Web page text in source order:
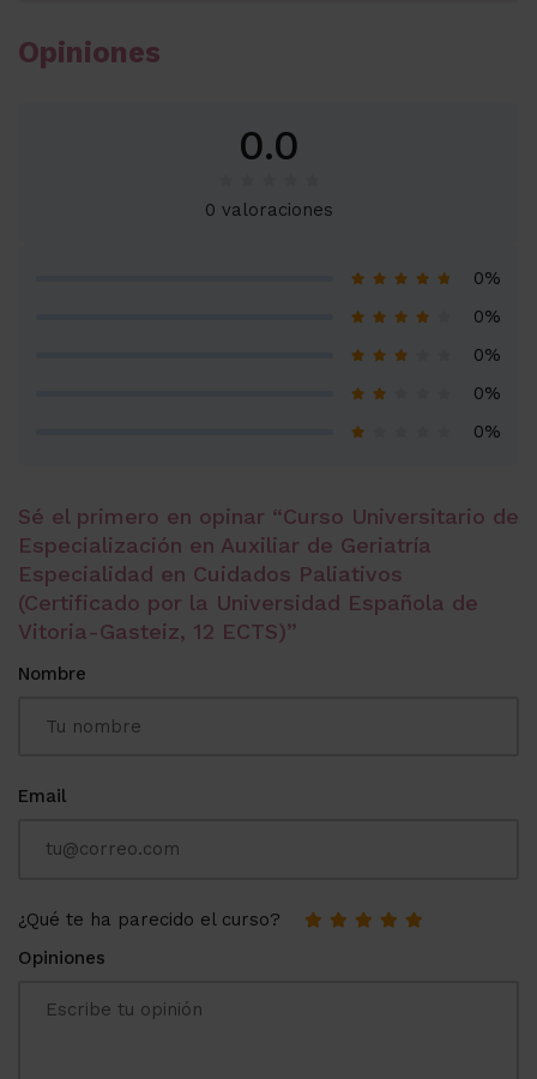
Opiniones
0.0
0 valoraciones
0%
0%
0%
0%
0%
Sé el primero en opinar “Curso Universitario de
Especialización en Auxiliar de Geriatría
Especialidad en Cuidados Paliativos
(Certificado por la Universidad Española de
Vitoria-Gasteiz, 12 ECTS)”
Nombre
Email
¿Qué te ha parecido el curso?
Opiniones